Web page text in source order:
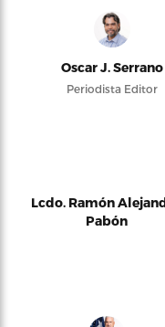
Oscar J. Serrano
Periodista Editor
Lcdo. Ramón
Pabón